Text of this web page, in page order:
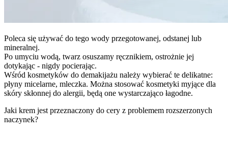
Poleca się używać do tego wody przegotowanej, odstanej lub
mineralnej.
Po umyciu wodą, twarz osuszamy ręcznikiem, ostrożnie jej
dotykając - nigdy pocierając.
Wśród kosmetyków do demakijażu należy wybierać te delikatne:
płyny micelarne, mleczka. Można stosować kosmetyki myjące dla
skóry skłonnej do alergii, będą one wystarczająco łagodne.
Jaki krem jest przeznaczony do cery z problemem rozszerzonych
naczynek?